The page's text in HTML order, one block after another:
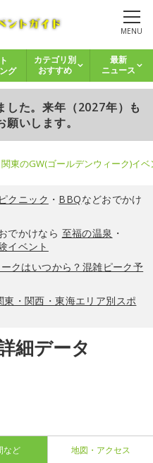
MENU
グ
カテゴリ別
おすすめ
最新
ニュース
した。来年（2027年）も
いします。
関東のGW(ゴールデンウィーク)イ
ピクニック ・ BBQなどおでかけ
でかけなら 至福の温泉 ・
イベント
クはいつから？混雑ピーク予
・関西・東海エリア別スポ
細データ
など 地図・アクセス